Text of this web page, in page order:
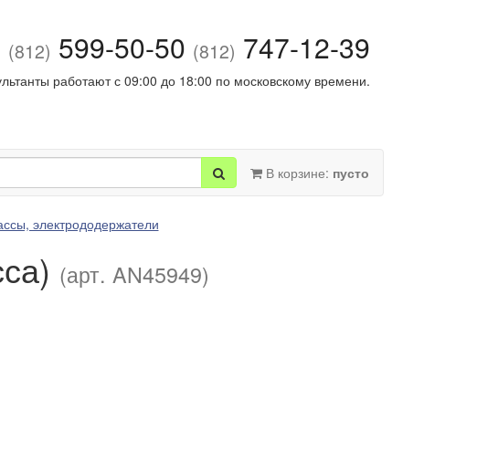
(812) 599-50-50 (812) 747-12-39
работают с 09:00 до 18:00 по московскому времени.
В корзине: пусто
электрододержатели
(арт. AN45949)